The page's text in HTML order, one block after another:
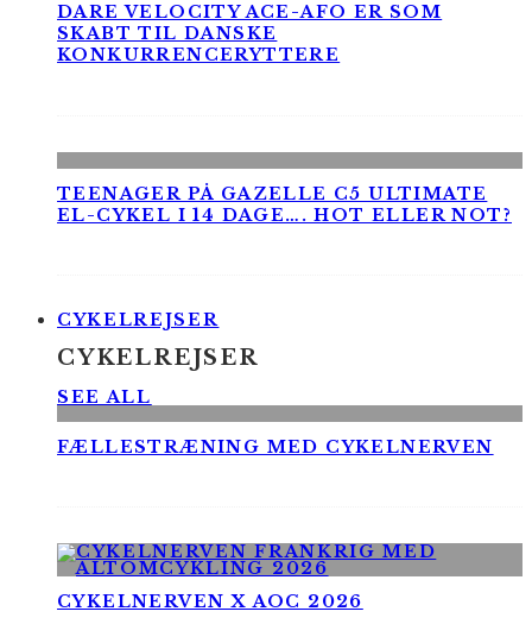
DARE VELOCITY ACE-AFO ER SOM
SKABT TIL DANSKE
KONKURRENCERYTTERE
TEENAGER PÅ GAZELLE C5 ULTIMATE
EL-CYKEL I 14 DAGE…. HOT ELLER NOT?
CYKELREJSER
CYKELREJSER
SEE ALL
FÆLLESTRÆNING MED CYKELNERVEN
CYKELNERVEN X AOC 2026